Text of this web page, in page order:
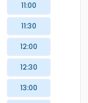
11:00
11:30
12:00
12:30
13:00